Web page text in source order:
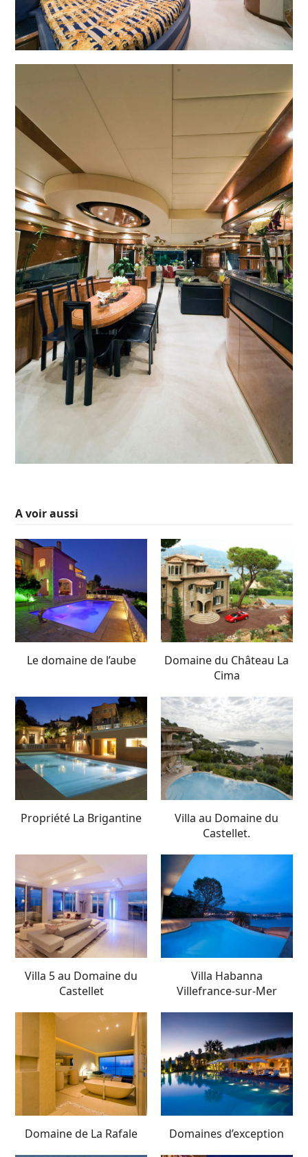
A voir aussi
Le domaine de l’aube
Domaine du Château La
Cima
Propriété La Brigantine
Villa au Domaine du
Castellet.
Villa 5 au Domaine du
Castellet
Villa Habanna
Villefrance-sur-Mer
Domaine de La Rafale Domaines d’exception